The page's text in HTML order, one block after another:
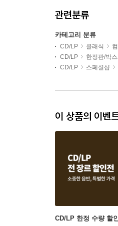
관련분류
카테고리 분류
CD/LP 클래식
CD/LP
한정판/박
CD/LP
스페셜샵
이 상품의 이벤
CD/LP 한정 수량 할